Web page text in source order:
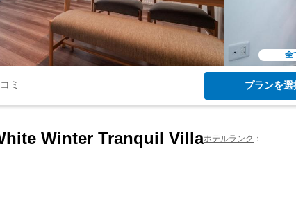
全
ミ プランを選
Winter Tranquil Villaホテルランク